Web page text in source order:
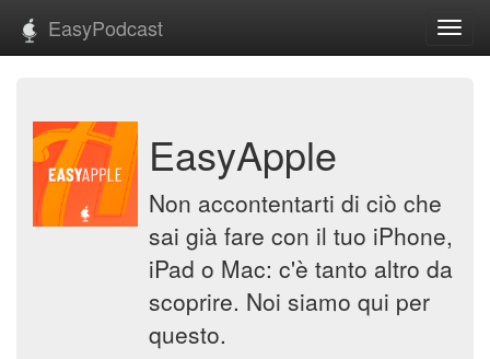
EasyPodcast
EasyApple
Non accontentarti di ciò che
sai già fare con il tuo iPhone,
iPad o Mac: c'è tanto altro da
scoprire. Noi siamo qui per
questo.